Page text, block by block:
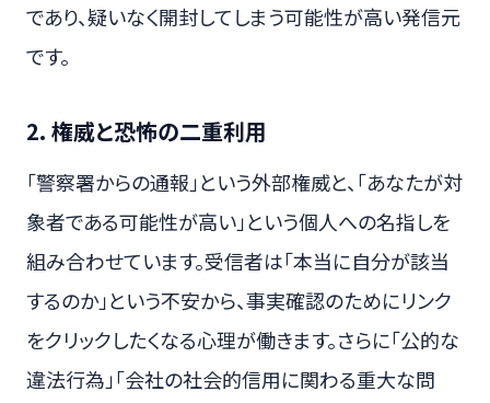
であり、疑いなく開封してしまう可能性が高い発信元
です。
2. 権威と恐怖の二重利用
「警察署からの通報」という外部権威と、「あなたが対
象者である可能性が高い」という個人への名指しを
組み合わせています。受信者は「本当に自分が該当
するのか」という不安から、事実確認のためにリンク
をクリックしたくなる心理が働きます。さらに「公的な
違法行為」「会社の社会的信用に関わる重大な問